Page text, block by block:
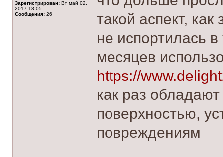
Зарегистрирован: Вт май 02,
2017 18:05
Сообщения: 26
такой аспект,
не испортилась
месяцев
https://
как раз
поверхностью,
повреждениям